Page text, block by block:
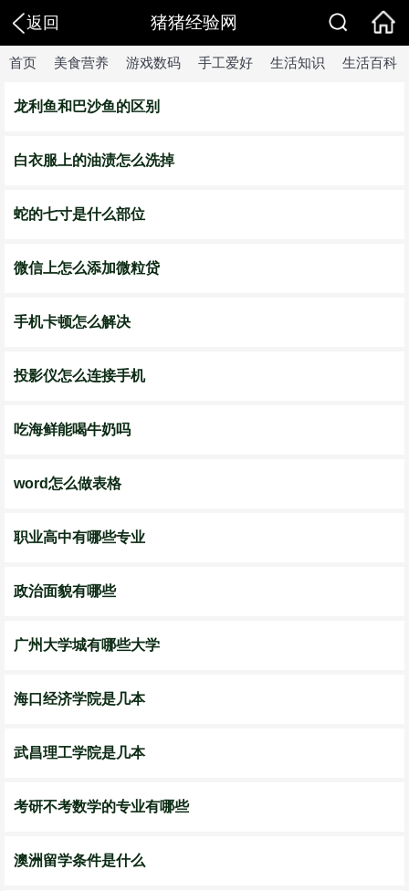
返回 猪猪经验网
首页 美食营养 游戏数码 手工爱好 生活知识 生活百科
龙利鱼和巴沙鱼的区别
白衣服上的油渍怎么洗掉
蛇的七寸是什么部位
微信上怎么添加微粒贷
手机卡顿怎么解决
投影仪怎么连接手机
吃海鲜能喝牛奶吗
word怎么做表格
职业高中有哪些专业
政治面貌有哪些
广州大学城有哪些大学
海口经济学院是几本
武昌理工学院是几本
考研不考数学的专业有哪些
澳洲留学条件是什么